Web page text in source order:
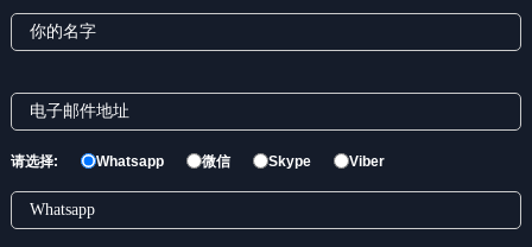
请选择: Whatsapp 微信 Skype Viber